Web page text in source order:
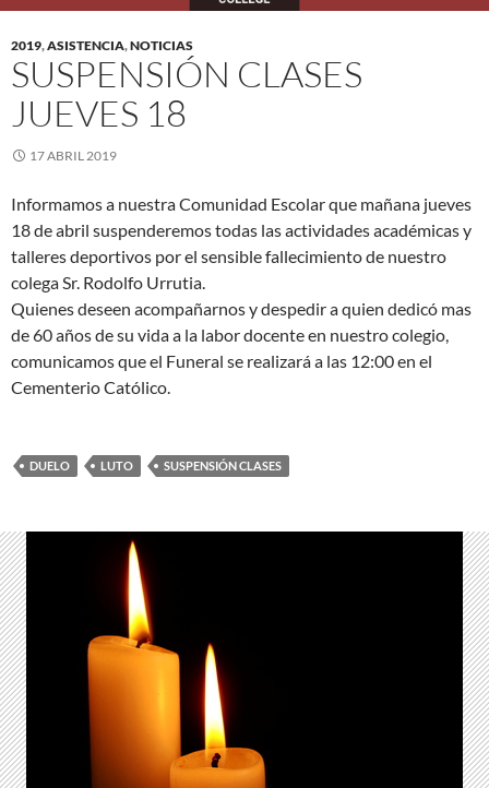
2019,ASISTENCIA,NOTICIAS
SUSPENSIÓN CLASES
JUEVES 18
17 ABRIL 2019
Informamos a nuestra Comunidad Escolar que mañana jueves
18 de abril suspenderemos todas las actividades académicas y
talleres deportivos por el sensible fallecimiento de nuestro
colega Sr. Rodolfo Urrutia.
Quienes deseen acompañarnos y despedir a quien dedicó mas
de 60 años de su vida a la labor docente en nuestro colegio,
comunicamos que el Funeral se realizará a las 12:00 en el
Cementerio Católico.
DUELO LUTO SUSPENSIÓN CLASES